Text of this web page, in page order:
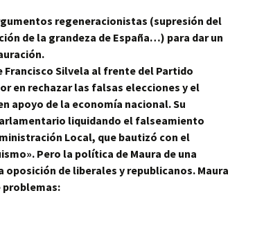
regeneracionistas (supresión del
de la grandeza de España…) para dar un
Francisco Silvela al frente del Partido
en rechazar las falsas elecciones y el
apoyo de la economía nacional. Su
liquidando el falseamiento
Local, que bautizó con el
Pero la política de Maura de una
de liberales y republicanos. Maura
problemas: